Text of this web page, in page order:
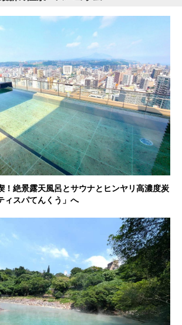
！絶景露天風呂とサウナとヒンヤリ高濃度炭
ィスパてんくう」へ